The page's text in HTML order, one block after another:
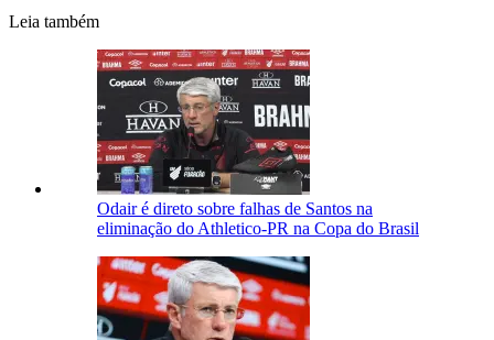
Leia também
Odair é direto sobre falhas de Santos na
eliminação do Athletico-PR na Copa do Brasil